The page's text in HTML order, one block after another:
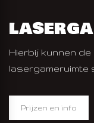
Hierbij kunnen
lasergameruimte
Prijzen en info